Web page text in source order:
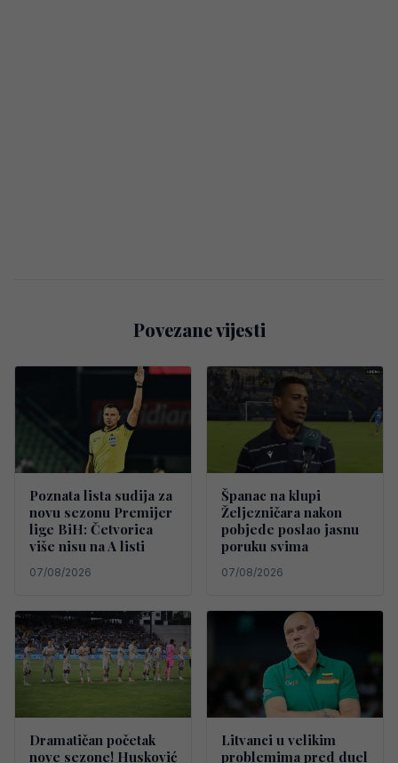
Povezane vijesti
Poznata lista sudija za
novu sezonu Premijer
lige BiH: Četvorica
više nisu na A listi
07/08/2026
Španac na klupi
Željezničara nakon
pobjede poslao jasnu
poruku svima
07/08/2026
Dramatičan početak
nove sezone! Husković
Litvanci u velikim
problemima pred duel